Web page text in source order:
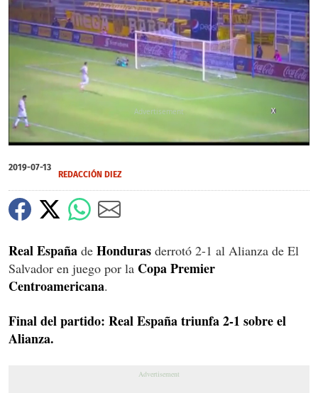
of
1
11
seconds
X
2019-07-13
REDACCIÓN DIEZ
Real España de Honduras derrotó 2-1 al Alianza de El
Salvador en juego por la Copa Premier
Centroamericana.
Final del partido: Real España triunfa 2-1 sobre el
Alianza.